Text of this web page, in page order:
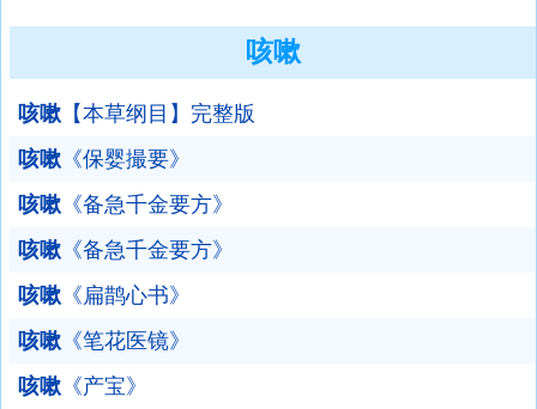
咳嗽
咳嗽 【本草纲目】完整版
咳嗽 《保婴撮要》
咳嗽 《备急千金要方》
咳嗽 《备急千金要方》
咳嗽 《扁鹊心书》
咳嗽 《笔花医镜》
咳嗽 《产宝》